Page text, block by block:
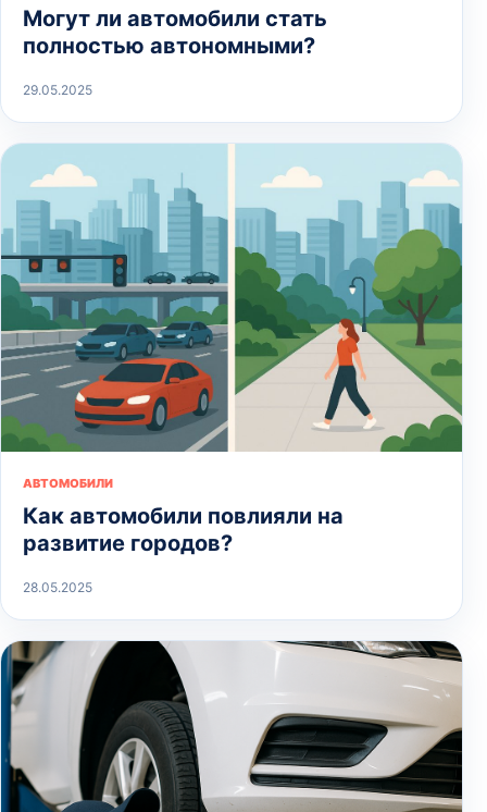
Могут ли автомобили стать
полностью автономными?
29.05.2025
АВТОМОБИЛИ
Как автомобили повлияли на
развитие городов?
28.05.2025